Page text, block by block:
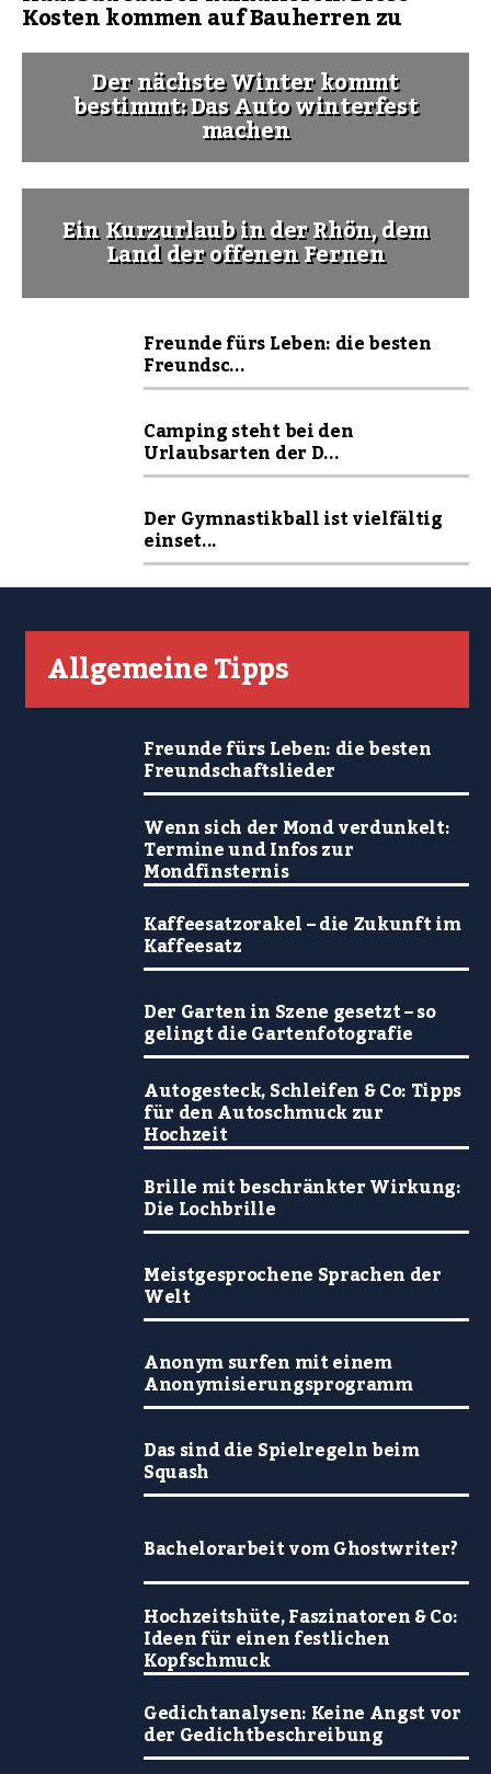
Kosten kommen auf Bauherren zu
Der nächste Winter kommt
bestimmt: Das Auto winterfest
machen
Ein Kurzurlaub in der Rhön, dem
Land der offenen Fernen
Freunde fürs Leben: die besten
Freundsc...
Camping steht bei den
Urlaubsarten der D...
Der Gymnastikball ist vielfältig
einset...
Allgemeine Tipps
Freunde fürs Leben: die besten
Freundschaftslieder
Wenn sich der Mond verdunkelt:
Termine und Infos zur
Mondfinsternis
Kaffeesatzorakel – die Zukunft im
Kaffeesatz
Der Garten in Szene gesetzt – so
gelingt die Gartenfotografie
Autogesteck, Schleifen & Co: Tipps
für den Autoschmuck zur
Hochzeit
Brille mit beschränkter Wirkung:
Die Lochbrille
Meistgesprochene Sprachen der
Welt
Anonym surfen mit einem
Anonymisierungsprogramm
Das sind die Spielregeln beim
Squash
Bachelorarbeit vom Ghostwriter?
Hochzeitshüte, Faszinatoren & Co:
Ideen für einen festlichen
Kopfschmuck
Gedichtanalysen: Keine Angst vor
der Gedichtbeschreibung